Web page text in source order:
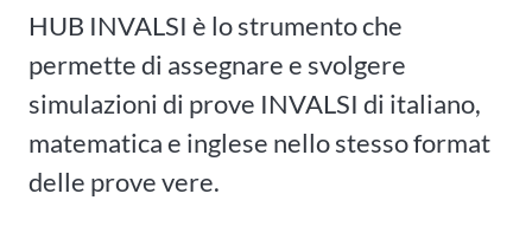
HUB INVALSI è lo strumento che
permette di assegnare e svolgere
simulazioni di prove INVALSI di italiano,
matematica e inglese nello stesso format
delle prove vere.